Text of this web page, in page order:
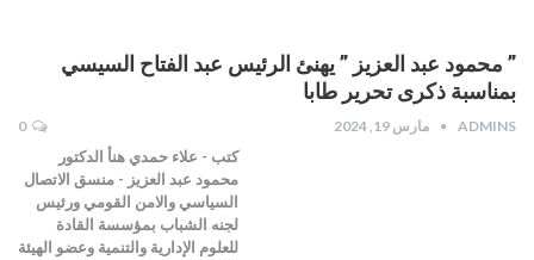
” محمود عبد العزيز ” يهنئ الرئيس عبد الفتاح السيسي
بمناسبة ذكرى تحرير طابا
ADMINS مارس 19, 2024 0
كتب - علاء حمدي هنأ الدكتور
محمود عبد العزيز - منسق الاتصال
السياسي والامن القومي ورئيس
لجنه الشباب بمؤسسة القادة
للعلوم الإدارية والتنمية وعضو الهيئة